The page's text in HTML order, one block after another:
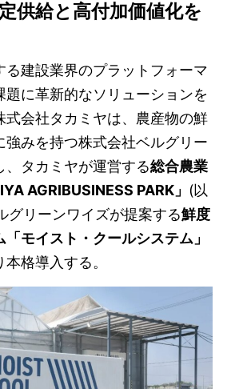
供給と高付加価値化を
る建設業界のプラットフォーマ
題に革新的なソリューションを
式会社タカミヤは、農産物の鮮
強みを持つ株式会社ベルグリー
、タカミヤが運営する総合農業
AGRIBUSINESS PARK」 (以
グリーンワイズが提案する鮮度
モイスト・クールシステム」
格導入する。